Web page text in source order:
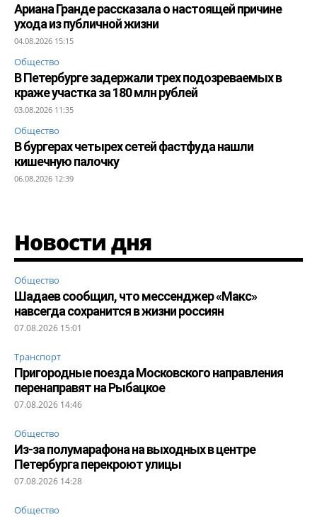
Ариана Гранде рассказала о настоящей причине
ухода из публичной жизни
04.08.2026 15:15
Общество
В Петербурге задержали трех подозреваемых в
краже участка за 180 млн рублей
03.08.2026 11:35
Общество
В бургерах четырех сетей фастфуда нашли
кишечную палочку
06.08.2026 12:39
Новости дня
Общество
Шадаев сообщил, что мессенджер «Макс»
навсегда сохранится в жизни россиян
07.08.2026 15:01
Транспорт
Пригородные поезда Московского направления
перенаправят на Рыбацкое
07.08.2026 14:46
Общество
Из-за полумарафона на выходных в центре
Петербурга перекроют улицы
07.08.2026 14:28
Общество